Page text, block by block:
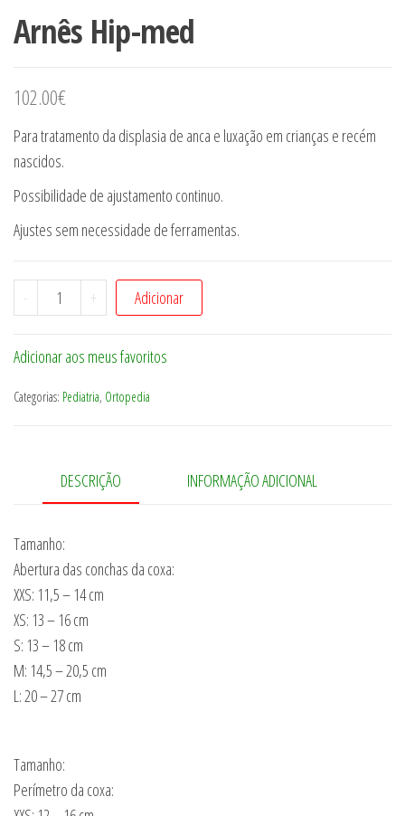
Arnês Hip-med
102.00€
Para tratamento da displasia de anca e luxação em crianças e recém
nascidos.
Possibilidade de ajustamento continuo.
Ajustes sem necessidade de ferramentas.
-
Quantidade
de
Hip-
med
+ Adicionar
Adicionar aos meus favoritos
Categorias: Pediatria, Ortopedia
DESCRIÇÃO INFORMAÇÃO ADICIONAL
Tamanho:
Abertura das conchas da coxa:
XXS: 11,5 – 14 cm
XS: 13 – 16 cm
S: 13 – 18 cm
M: 14,5 – 20,5 cm
L: 20 – 27 cm
Tamanho:
Perímetro da coxa: